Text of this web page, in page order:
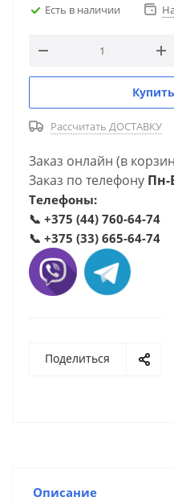
Есть в наличии
Рассчитать ДОСТАВКУ
Заказ онлайн (в
Заказ по телефону Пн-
Телефоны:
📞 +375 (44) 760-64-74
📞 +375 (33) 665-64-74
Поделиться
Описание